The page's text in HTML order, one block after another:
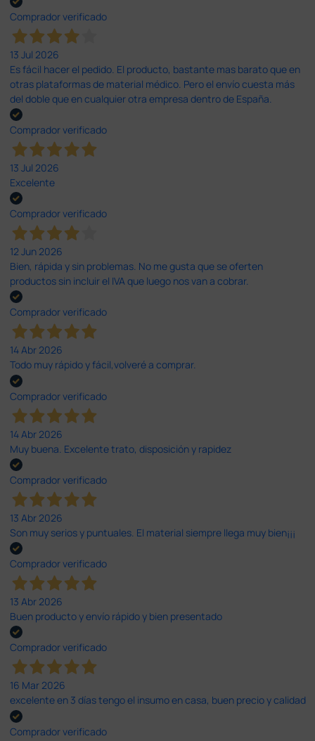
Comprador verificado
13 Jul 2026
Es fácil hacer el pedido. El producto, bastante mas barato que en
otras plataformas de material médico. Pero el envío cuesta más
del doble que en cualquier otra empresa dentro de España.
Comprador verificado
13 Jul 2026
Excelente
Comprador verificado
12 Jun 2026
Bien, rápida y sin problemas. No me gusta que se oferten
productos sin incluir el IVA que luego nos van a cobrar.
Comprador verificado
14 Abr 2026
Todo muy rápido y fácil,volveré a comprar.
Comprador verificado
14 Abr 2026
Muy buena. Excelente trato, disposición y rapidez
Comprador verificado
13 Abr 2026
Son muy serios y puntuales. El material siempre llega muy bien¡¡¡
Comprador verificado
13 Abr 2026
Buen producto y envío rápido y bien presentado
Comprador verificado
16 Mar 2026
excelente en 3 días tengo el insumo en casa, buen precio y calidad
Comprador verificado